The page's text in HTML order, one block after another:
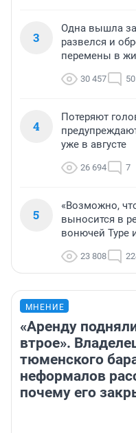
3
Одна вышла
развелся и
перемены в
30 457 50
4
Потеряют
уже в августе
26 694 7
5
«Возможно,
выносится в
вонючей Туре
23 808
МНЕНИЕ
«Аренду
втрое».
тюменского
неформалов
почему его